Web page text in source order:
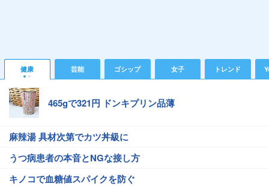
健康 芸能 ゴシップ 女子 トレンド
465gで321円 ドンキプリン品薄
麻辣湯 具材次第でカツ丼級に
うつ病患者の本音とNGな接し方
キノコで血糖値スパイクを防ぐ